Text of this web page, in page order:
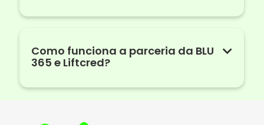
Como funciona a parceria da BLU
365 e Liftcred?